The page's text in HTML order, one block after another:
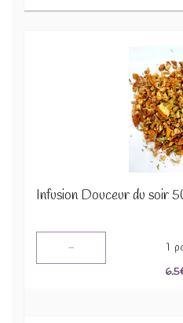
Infusion Douceur du soir
- 1
6.5